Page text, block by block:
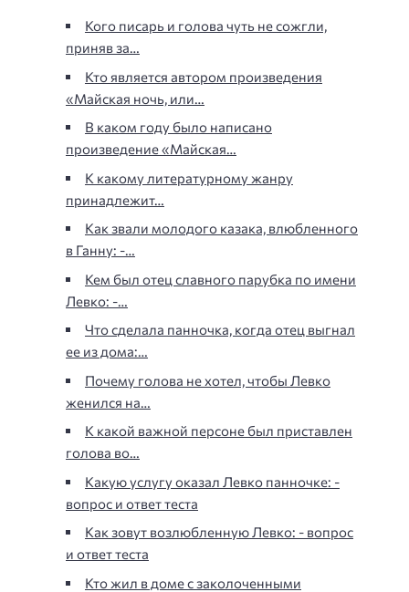
Кого писарь и голова чуть не сожгли,
приняв за…
Кто является автором произведения
«Майская ночь, или…
В каком году было написано
произведение «Майская…
К какому литературному жанру
принадлежит…
Как звали молодого казака, влюбленного
в Ганну: -…
Кем был отец славного парубка по имени
Левко: -…
Что сделала панночка, когда отец выгнал
ее из дома:…
Почему голова не хотел, чтобы Левко
женился на…
К какой важной персоне был приставлен
голова во…
Какую услугу оказал Левко панночке: -
вопрос и ответ теста
Как зовут возлюбленную Левко: - вопрос
и ответ теста
Кто жил в доме с заколоченными